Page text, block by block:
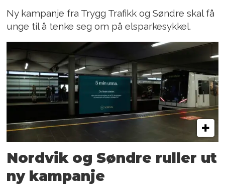
Ny kampanje fra Trygg Trafikk og Søndre skal få
unge til å tenke seg om på elsparkesykkel.
Nordvik og Søndre ruller ut
ny kampanje